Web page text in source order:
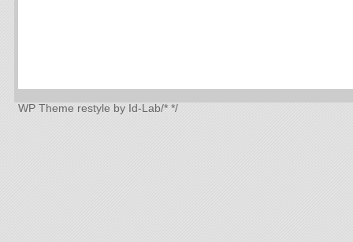
WP Theme restyle by Id-Lab/* */